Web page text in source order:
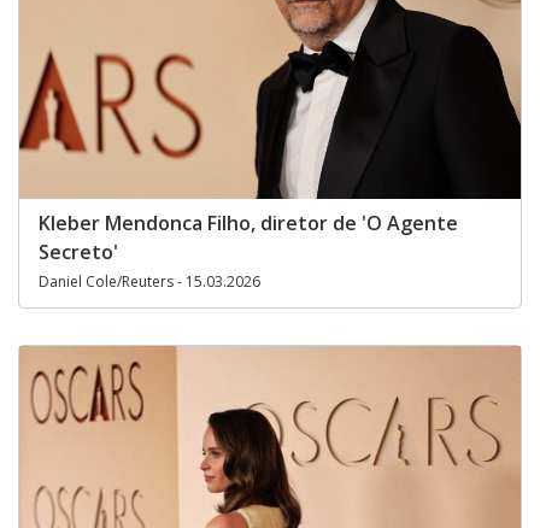
Kleber Mendonca Filho, diretor de 'O Agente
Secreto'
Daniel Cole/Reuters - 15.03.2026